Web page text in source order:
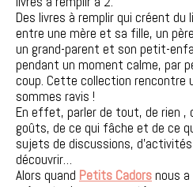
Des livres à remplir qui créent du
entre une mère et sa fille, un
un grand-parent et son petit-
pendant un moment calme, par
coup. Cette collection rencontre
sommes ravis !
En effet, parler de tout, de rien ,
goûts, de ce qui fâche et de ce
sujets de discussions,
découvrir…
Alors quand Petits Cadorsnous